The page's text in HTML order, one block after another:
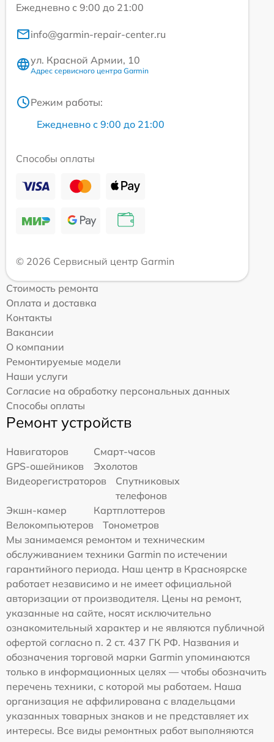
Ежедневно с 9:00 до 21:00
info@garmin-repair-center.ru
ул. Красной Армии, 10
Адрес сервисного центра Garmin
Режим работы:
Ежедневно с 9:00 до 21:00
Способы оплаты
© 2026 Сервисный центр Garmin
Стоимость ремонта
Оплата и доставка
Контакты
Вакансии
О компании
Ремонтируемые модели
Наши услуги
Согласие на обработку персональных данных
Способы оплаты
Ремонт устройств
Навигаторов
Смарт-часов
GPS-ошейников
Эхолотов
Видеорегистраторов
Спутниковых
телефонов
Экшн-камер
Картплоттеров
Велокомпьютеров
Тонометров
Мы занимаемся ремонтом и техническим
обслуживанием техники Garmin по истечении
гарантийного периода. Наш центр в Красноярске
работает независимо и не имеет официальной
авторизации от производителя. Цены на ремонт,
указанные на сайте, носят исключительно
ознакомительный характер и не являются публичной
офертой согласно п. 2 ст. 437 ГК РФ. Названия и
обозначения торговой марки Garmin упоминаются
только в информационных целях — чтобы обозначить
перечень техники, с которой мы работаем. Наша
организация не аффилирована с владельцами
указанных товарных знаков и не представляет их
интересы. Все виды ремонтных работ выполняются